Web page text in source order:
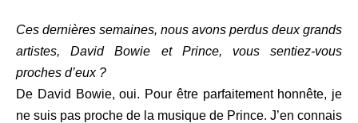
Ces dernières semaines, nous avons perdus deux grands
artistes, David Bowie et Prince, vous sentiez-vous
proches d’eux ?
De David Bowie, oui. Pour être parfaitement honnête, je
ne suis pas proche de la musique de Prince. J’en connais